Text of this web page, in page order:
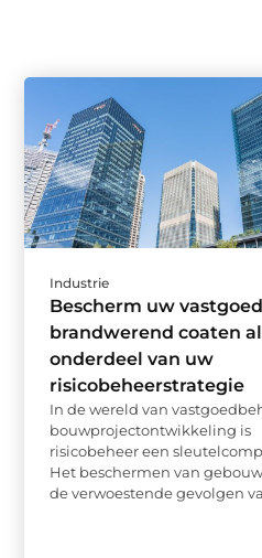
Industrie
Bescherm uw
brandwerend coaten
onderdeel van uw
risicobeheerstrategie
In de wereld van
bouwprojectontwikkeling is
risicobeheer een
Het beschermen van
de verwoestende gevolgen